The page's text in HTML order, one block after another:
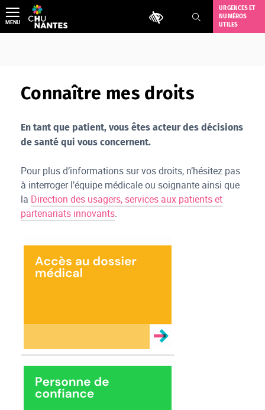
Aller
au
contenu
Outils d'accessibilité
URGENCES ET
NUMÉROS
UTILES
MENU
Connaître mes droits
En tant que patient, vous êtes acteur des décisions
de santé qui vous concernent.
Pour plus d’informations sur vos droits, n’hésitez pas
à interroger l’équipe médicale ou soignante ainsi que
la Direction des usagers, services aux patients et
partenariats innovants.